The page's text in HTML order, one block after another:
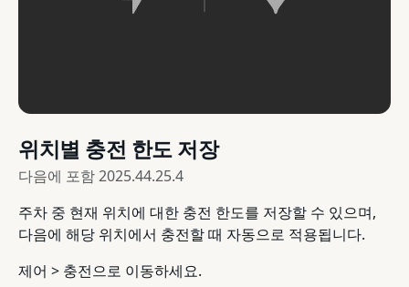
위치별 충전 한도 저장
다음에 포함2025.44.25.4
주차 중 현재 위치에 대한 충전 한도를 저장할 수 있으며,
다음에 해당 위치에서 충전할 때 자동으로 적용됩니다.
제어 > 충전으로 이동하세요.